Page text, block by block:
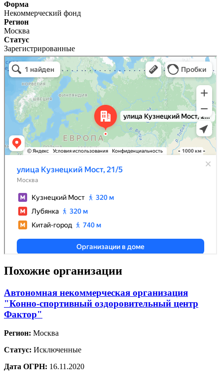
Форма
Некоммерческий фонд
Регион
Москва
Статус
Зарегистрированные
Похожие организации
Автономная некоммерческая организация
"Конно-спортивный оздоровительный центр
Фактор"
Регион: Москва
Статус: Исключенные
Дата ОГРН: 16.11.2020